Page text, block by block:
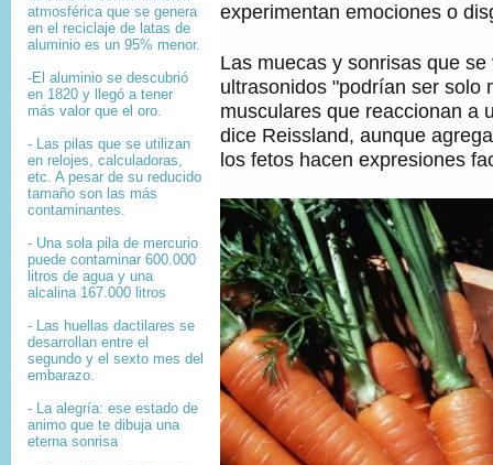
atmosférica que se genera
en el reciclaje de latas de
aluminio es un 95% menor.
-El aluminio se descubrió
en 1820 y llegó a tener
más valor que el oro.
- Las pilas que se utilizan
en relojes, calculadoras,
etc. A pesar de su reducido
tamaño son las más
contaminantes.
- Una sola pila de mercurio
puede contaminar 600.000
litros de agua y una
alcalina 167.000 litros
- Las huellas dactilares se
desarrollan entre el
segundo y el sexto mes del
embarazo.
- La alegría: ese estado de
animo que te dibuja una
eterna sonrisa
experimentan emociones o
Las muecas y sonrisas que se
ultrasonidos "podrían ser solo
musculares que reaccionan a
dice Reissland, aunque
los fetos hacen expresiones